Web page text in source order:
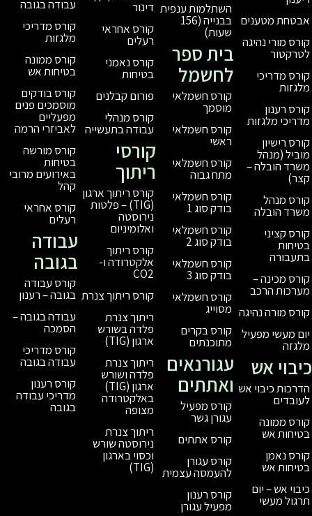
השתלמות ענפית
בבנייה (156
בית ספר
לחשמל
קורס חשמלאי
מוסמך
קורס חשמלאי
ראשי
קורס חשמלאי
מתח גבוה
קורס חשמלאי
בודק סוג 1
קורס חשמלאי
בודק סוג 2
קורס חשמלאי
בודק סוג 3
קורס חשמלאי
מסוייג
קורס בקרים
מתוכנתים
עגורנאים
ואתתים
קורס מפעיל
עגורן גשר
קורס אתתים
קורס עגורן
להעמסה עצמית
קורס רענון
מפעיל עגורן
דינור
קורס אחראי
רעלים
קורס נאמני
בטיחות
פורום קבלנים
קורס מנהלי
עבודה בתעשייה
קורסי
ריתוך
קורס ריתוך ארגון
(TIG) – פלטות
נירוסטה
ואלומיניום
קורס ריתוך
אלקטרודה ו-
CO2
קורס ריתוך צנרת
ריתוך צנרת
פלדה בשורש
ארגון (TIG)
ריתוך צנרת
פלדה ושורש
באלקטרודה
מצופה
נירוסטה שורש
וכסוי בארגון
(TIG)
עבודה בגובה
קורס מדריכי
מלגזות
קורס ממונה
בטיחות אש
קורס בודקים
מוסמכים פנים
מפעליים
לאביזרי הרמה
קורס מורשה
בטיחות
באירועים מרובי
קורס אחראי
רעלים
עבודה
בגובה
קורס עבודה
בגובה – רענון
עבודה בגובה –
הסמכה
קורס מדריכי
עבודה בגובה
קורס רענון
מדריכי עבודה
בגובה